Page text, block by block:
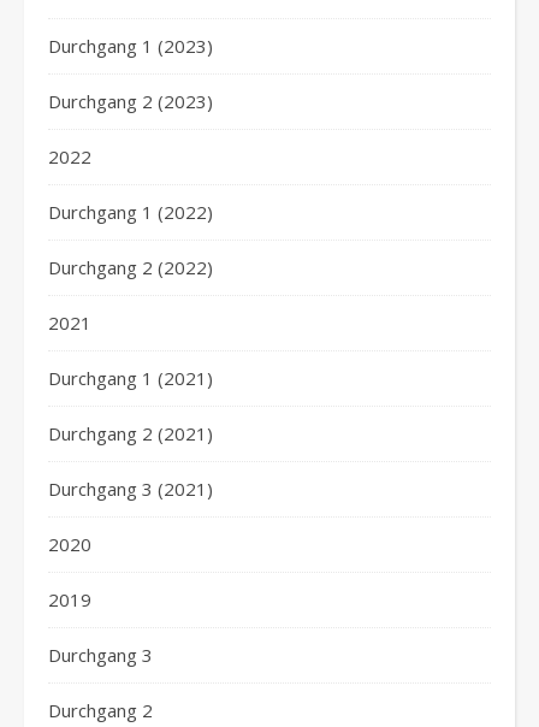
Durchgang 1 (2023)
Durchgang 2 (2023)
2022
Durchgang 1 (2022)
Durchgang 2 (2022)
2021
Durchgang 1 (2021)
Durchgang 2 (2021)
Durchgang 3 (2021)
2020
2019
Durchgang 3
Durchgang 2